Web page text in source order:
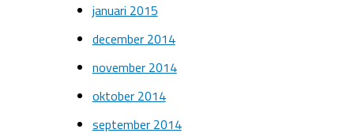
januari 2015
december 2014
november 2014
oktober 2014
september 2014